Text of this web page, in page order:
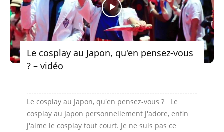
Le cosplay au Japon, qu'en pensez-vous
? – vidéo
Le cosplay au Japon, qu'en pensez-vous ? Le
cosplay au Japon personnellement j'adore, enfin
j'aime le cosplay tout court. Je ne suis pas ce